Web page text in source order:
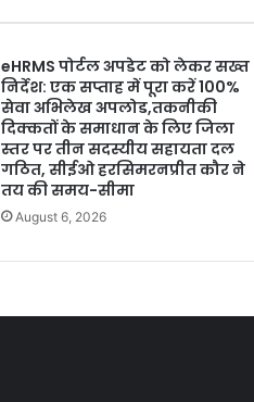
eHRMS पोर्टल अपडेट को लेकर सख्त
निर्देश: एक सप्ताह में पूरा करें 100%
सेवा अभिलेख अपलोड,तकनीकी
दिक्कतों के समाधान के लिए जिला
स्तर पर तीन सदस्यीय सहायता दल
गठित, सीईओ हरसिमरनप्रीत कौर ने
तय की समय-सीमा
August 6, 2026